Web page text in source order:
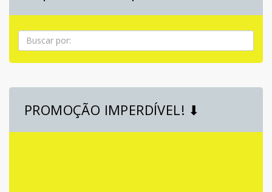
Pesquisa
PROMOÇÃO IMPERDÍVEL! ⬇